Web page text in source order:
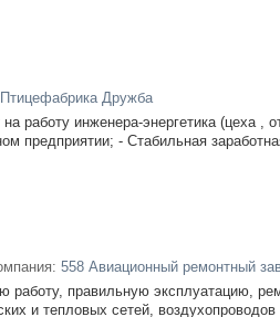
Птицефабрика Дружба
работу инженера-энергетика (цеха ,
предприятии; - Стабильная
558 Авиационный ремонтный
работу, правильную эксплуатацию,
и тепловых сетей,